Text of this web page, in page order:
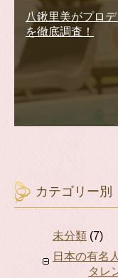
八鍬里美がプロ
を徹底調査！
カテゴリー別
未分類 (7)
日本の有名
タレ